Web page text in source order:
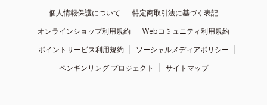
個人情報保護について
特定商取引法に基づく表記
オンラインショップ利用規約
Webコミュニティ利用規約
ポイントサービス利用規約
ソーシャルメディアポリシー
ペンギンリング プロジェクト
サイトマップ